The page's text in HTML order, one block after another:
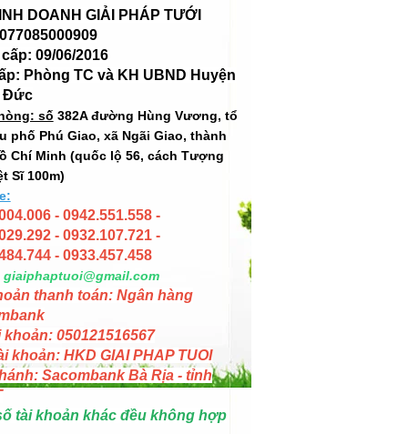
DOANH GIẢI PHÁP TƯỚI
09/06/2016
Phòng TC và KH UBND Huyện
Đức
số 382A đường Hùng Vương, tổ
phố Phú Giao, xã Ngãi Giao, thành
Chí Minh (quốc lộ 56, cách Tượng
Sĩ 100m)
- 0942.551.558 -
- 0932.107.721 -
- 0933.457.458
giaiphaptuoi@gmail.com
thanh toán: Ngân hàng
khoản: 050121516567
khoản: HKD GIAI PHAP TUOI
Sacombank Bà Rịa - tỉnh
tài khoản khác đều không hợp